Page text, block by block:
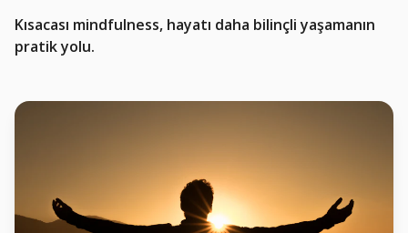
Kısacası mindfulness, hayatı daha bilinçli yaşamanın
pratik yolu.